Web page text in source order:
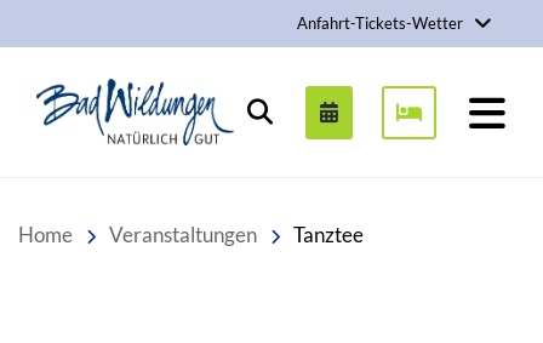
Anfahrt-Tickets-Wetter
Stadt Bad Wildungen
Suchen
Home Veranstaltungen Tanztee